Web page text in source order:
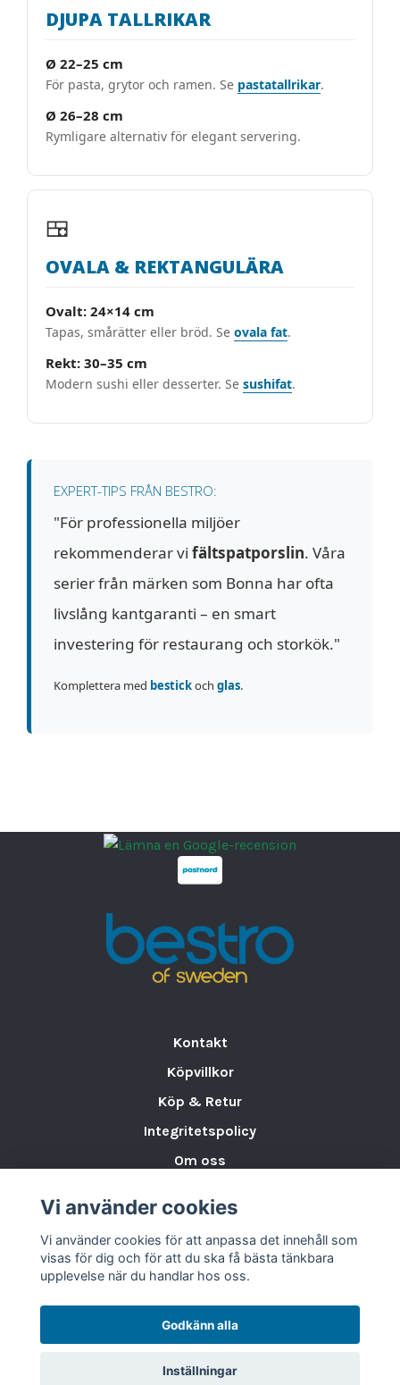
DJUPA TALLRIKAR
Ø 22–25 cm
För pasta, grytor och ramen. Se pastatallrikar.
Ø 26–28 cm
Rymligare alternativ för elegant servering.
🍱
OVALA & REKTANGULÄRA
Ovalt: 24×14 cm
Tapas, smårätter eller bröd. Se ovala fat.
Rekt: 30–35 cm
Modern sushi eller desserter. Se sushifat.
EXPERT-TIPS FRÅN BESTRO:
"För professionella miljöer
rekommenderar vi fältspatporslin. Våra
serier från märken som Bonna har ofta
livslång kantgaranti – en smart
investering för restaurang och storkök."
Komplettera med bestickoch glas.
Kontakt
Köpvillkor
Köp & Retur
Integritetspolicy
Om oss
Varumärken & Partners
BLOGG
Vi använder cookies
Vi använder cookies för att anpassa det innehåll som
visas för dig och för att du ska få bästa tänkbara
upplevelse när du handlar hos oss.
Godkänn alla
Inställningar